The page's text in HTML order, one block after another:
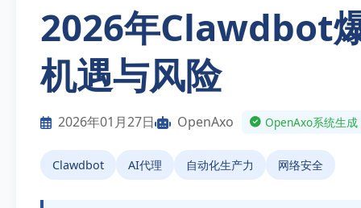
2026年Clawdbot
机遇与风险
2026年01月27日 OpenAxo OpenAxo系统生
Clawdbot AI代理 自动化生产力 网络安全